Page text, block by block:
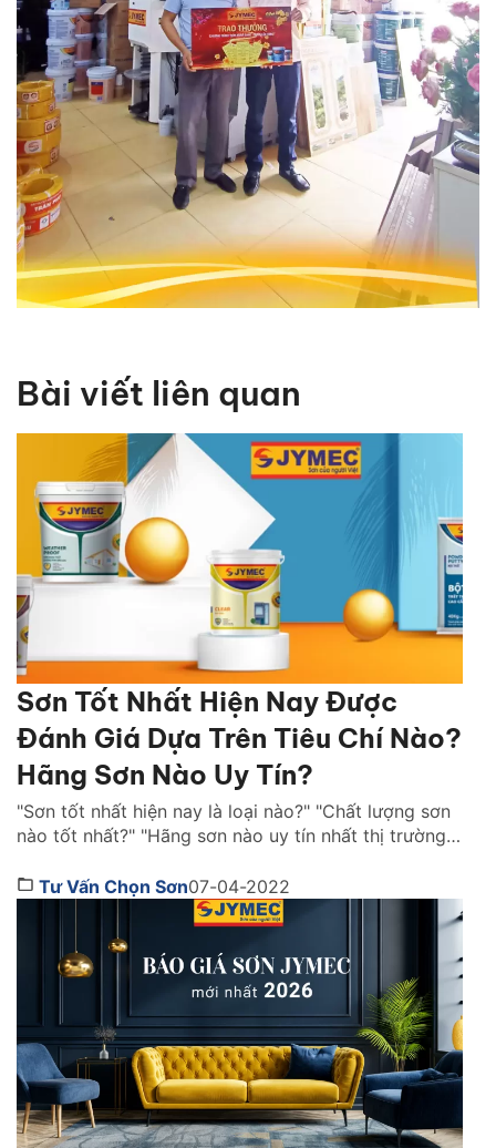
Bài viết liên quan
Sơn Tốt Nhất Hiện Nay Được
Đánh Giá Dựa Trên Tiêu Chí Nào?
Hãng Sơn Nào Uy Tín?
"Sơn tốt nhất hiện nay là loại nào?" "Chất lượng sơn
nào tốt nhất?" "Hãng sơn nào uy tín nhất thị trường
quan tâm. Cùng Sơn JYMEC tìm hiểu những lời
khuyên hữu ích qua bài viêt dưới đây nhé! Sơn tốt
nhất hiện […]
Tư Vấn Chọn Sơn07-04-2022